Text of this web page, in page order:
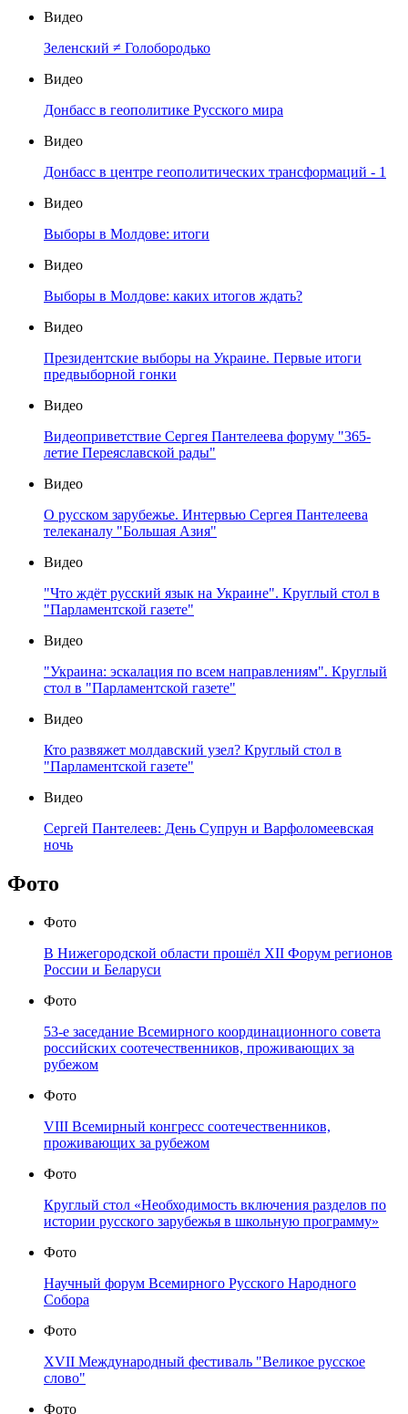
Видео
Зеленский ≠ Голобородько
Видео
Донбасс в геополитике Русского мира
Видео
Донбасс в центре геополитических трансформаций - 1
Видео
Выборы в Молдове: итоги
Видео
Выборы в Молдове: каких итогов ждать?
Видео
Президентские выборы на Украине. Первые итоги
предвыборной гонки
Видео
Видеоприветствие Сергея Пантелеева форуму "365-
летие Переяславской рады"
Видео
О русском зарубежье. Интервью Сергея Пантелеева
телеканалу "Большая Азия"
Видео
"Что ждёт русский язык на Украине". Круглый стол в
"Парламентской газете"
Видео
"Украина: эскалация по всем направлениям". Круглый
стол в "Парламентской газете"
Видео
Кто развяжет молдавский узел? Круглый стол в
"Парламентской газете"
Видео
Сергей Пантелеев: День Супрун и Варфоломеевская
ночь
Фото
Фото
В Нижегородской области прошёл XII Форум регионов
России и Беларуси
Фото
53-е заседание Всемирного координационного совета
российских соотечественников, проживающих за
рубежом
Фото
VIII Всемирный конгресс соотечественников,
проживающих за рубежом
Фото
Круглый стол «Необходимость включения разделов по
истории русского зарубежья в школьную программу»
Фото
Научный форум Всемирного Русского Народного
Собора
Фото
XVII Международный фестиваль "Великое русское
слово"
Фото